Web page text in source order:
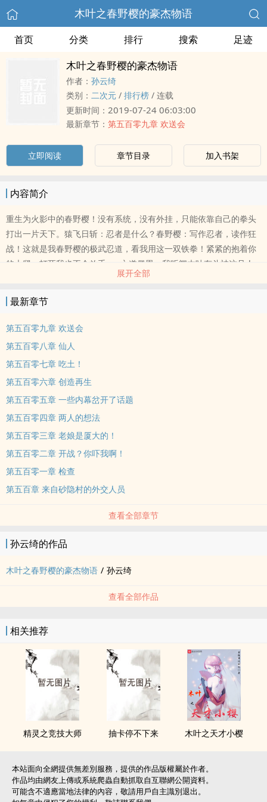
木叶之春野樱的豪杰物语
首页 分类 排行 搜索 足迹
木叶之春野樱的豪杰物语
作者： 孙云绮
类别： 二次元 / 排行榜 / 连载
更新时间： 2019-07-24 06:03:00
最新章节： 第五百零九章 欢送会
立即阅读 章节目录 加入书架
内容简介
重生为火影中的春野樱！没有系统，没有外挂，只能依靠自己的拳头
打出一片天下。猿飞日斩：忍者是什么？春野樱：写作忍者，读作狂
战！这就是我春野樱的极武忍道，看我用这一双铁拳！紧紧的抱着你
的大腿，打死我也不会放手......六道佩恩：我听闻木叶有斗神这号人
物，其人铁拳可摧山搅海，勇猛可力敌尾兽，就是你吗？小樱：是
展开全部
最新章节
第五百零九章 欢送会
第五百零八章 仙人
第五百零七章 吃土！
第五百零六章 创造再生
第五百零五章 一些内幕岔开了话题
第五百零四章 两人的想法
第五百零三章 老娘是厦大的！
第五百零二章 开战？你吓我啊！
第五百零一章 检查
第五百章 来自砂隐村的外交人员
查看全部章节
孙云绮的作品
木叶之春野樱的豪杰物语 / 孙云绮
查看全部作品
相关推荐
精灵之竞技大师 抽卡停不下来 木叶之天才小樱
本站面向全網提供無差別服務，提供的作品版權屬於作者。
作品均由網友上傳或系統爬蟲自動抓取自互聯網公開資料。
可能含不適應當地法律的內容，敬請用戶自主識別退出。